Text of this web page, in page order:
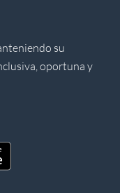
su
oportuna y